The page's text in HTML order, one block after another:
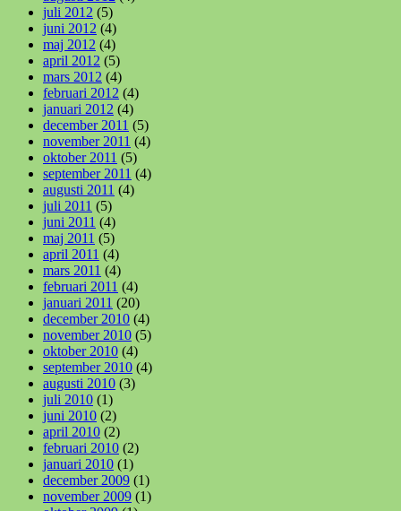
juli 2012 (5)
juni 2012 (4)
maj 2012 (4)
april 2012 (5)
mars 2012 (4)
februari 2012 (4)
januari 2012 (4)
december 2011 (5)
november 2011 (4)
oktober 2011 (5)
september 2011 (4)
augusti 2011 (4)
juli 2011 (5)
juni 2011 (4)
maj 2011 (5)
april 2011 (4)
mars 2011 (4)
februari 2011 (4)
januari 2011 (20)
december 2010 (4)
november 2010 (5)
oktober 2010 (4)
september 2010 (4)
augusti 2010 (3)
juli 2010 (1)
juni 2010 (2)
april 2010 (2)
februari 2010 (2)
januari 2010 (1)
december 2009 (1)
november 2009 (1)